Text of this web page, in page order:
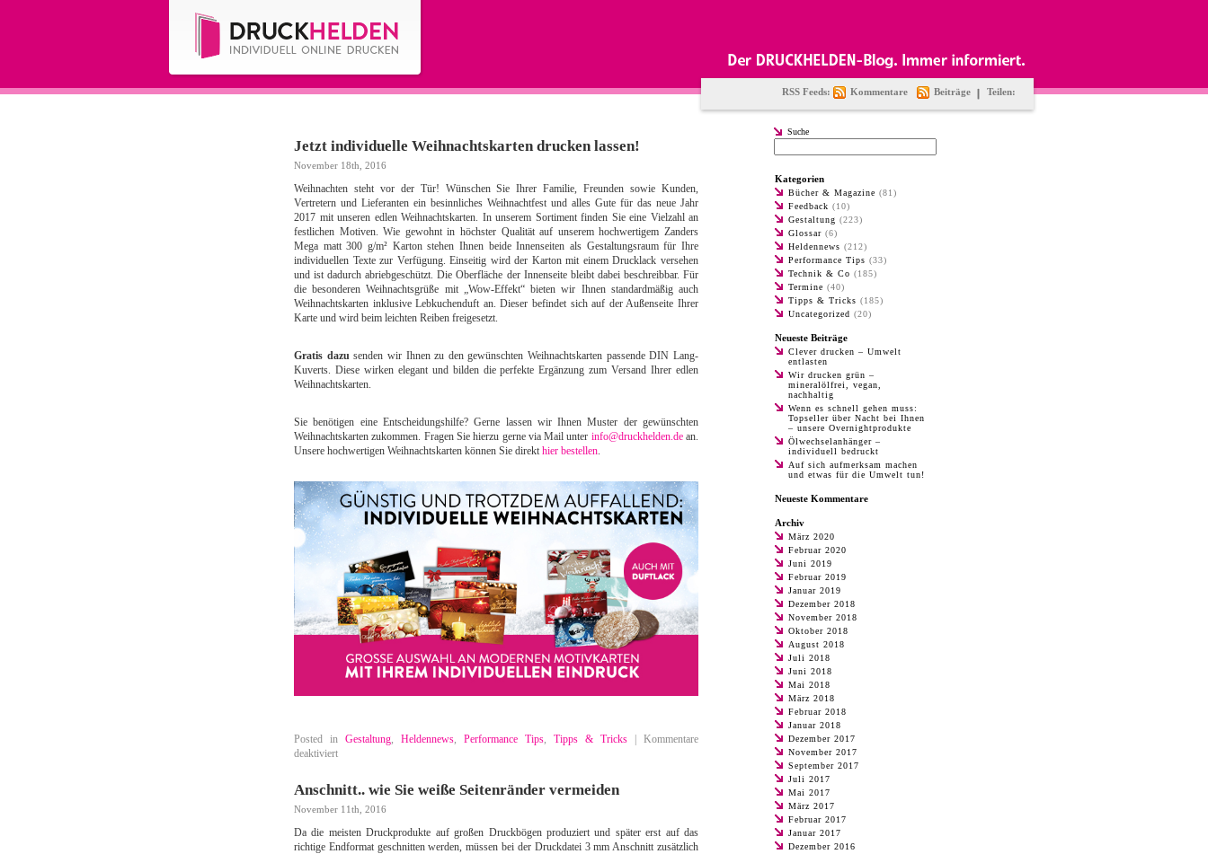
RSS Feeds: Kommentare Beiträge Teilen:
Jetzt individuelle Weihnachtskarten drucken lassen!
November 18th, 2016
Weihnachten steht vor der Tür! Wünschen Sie Ihrer Familie, Freunden sowie Kunden,
Vertretern und Lieferanten ein besinnliches Weihnachtfest und alles Gute für das neue Jahr
2017 mit unseren edlen Weihnachtskarten. In unserem Sortiment finden Sie eine Vielzahl an
festlichen Motiven. Wie gewohnt in höchster Qualität auf unserem hochwertigem Zanders
Mega matt 300 g/m² Karton stehen Ihnen beide Innenseiten als Gestaltungsraum für Ihre
individuellen Texte zur Verfügung. Einseitig wird der Karton mit einem Drucklack versehen
und ist dadurch abriebgeschützt. Die Oberfläche der Innenseite bleibt dabei beschreibbar. Für
die besonderen Weihnachtsgrüße mit „Wow-Effekt“ bieten wir Ihnen standardmäßig auch
Weihnachtskarten inklusive Lebkuchenduft an. Dieser befindet sich auf der Außenseite Ihrer
Karte und wird beim leichten Reiben freigesetzt.
Gratis dazusenden wir Ihnen zu den gewünschten Weihnachtskarten passende DIN Lang-
Kuverts. Diese wirken elegant und bilden die perfekte Ergänzung zum Versand Ihrer edlen
Weihnachtskarten.
Sie benötigen eine Entscheidungshilfe? Gerne lassen wir Ihnen Muster der gewünschten
Weihnachtskarten zukommen. Fragen Sie hierzu gerne via Mail unter info@druckhelden.dean.
Unsere hochwertigen Weihnachtskarten können Sie direkt hier bestellen.
Posted in Gestaltung, Heldennews, Performance Tips, Tipps & Tricks
Kommentare
deaktiviertfür
individuelle
Weihnachtskarten
drucken
Anschnitt.. wie Sie weiße Seitenränder vermeiden
November 11th, 2016
Da die meisten Druckprodukte auf großen Druckbögen produziert und später erst auf das
richtige Endformat geschnitten werden, müssen bei der Druckdatei 3 mm Anschnitt zusätzlich
Suche
Kategorien
Bücher & Magazine (81)
Feedback (10)
Gestaltung (223)
Glossar (6)
Heldennews (212)
Performance Tips (33)
Technik & Co (185)
Termine (40)
Tipps & Tricks (185)
Uncategorized (20)
Neueste Beiträge
Clever drucken – Umwelt
entlasten
Wir drucken grün –
mineralölfrei, vegan,
nachhaltig
Wenn es schnell gehen muss:
Topseller über Nacht bei Ihnen
– unsere Overnightprodukte
Ölwechselanhänger –
individuell bedruckt
Auf sich aufmerksam machen
und etwas für die Umwelt tun!
Neueste Kommentare
Archiv
März 2020
Februar 2020
Juni 2019
Februar 2019
Januar 2019
Dezember 2018
November 2018
Oktober 2018
August 2018
Juli 2018
Juni 2018
Mai 2018
März 2018
Februar 2018
Januar 2018
Dezember 2017
November 2017
September 2017
Juli 2017
Mai 2017
März 2017
Februar 2017
Januar 2017
Dezember 2016